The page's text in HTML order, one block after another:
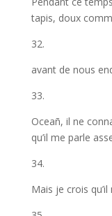
tapis, doux
32.
avant de nous
33.
Oceañ, il ne
qu’il me parle
34.
Mais je crois